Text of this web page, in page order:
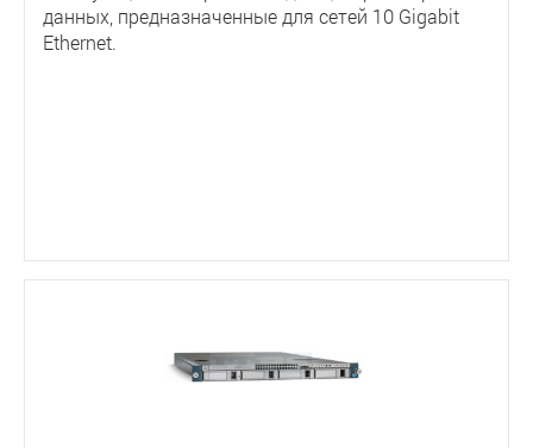
данных, предназначенные для сетей 10 Gigabit
Ethernet.